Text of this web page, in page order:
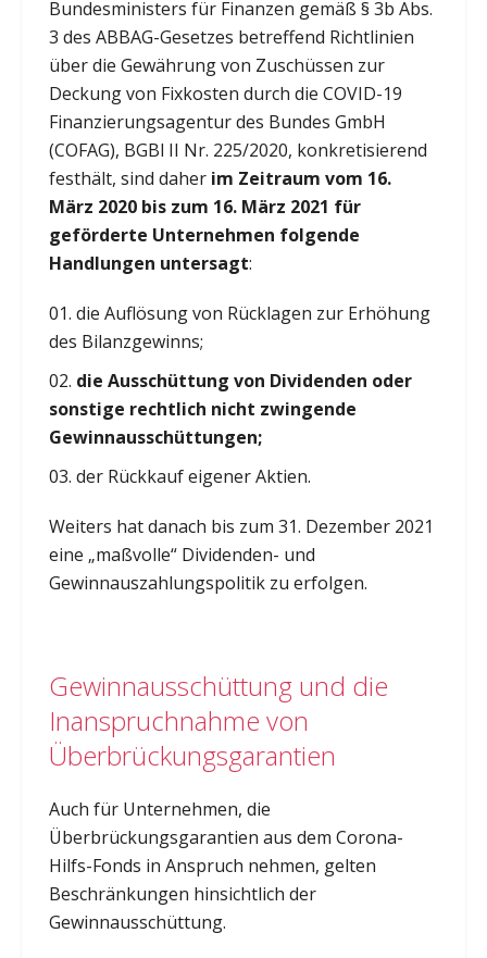
Bundesministers für Finanzen gemäß § 3b Abs.
3 des ABBAG-Gesetzes betreffend Richtlinien
über die Gewährung von Zuschüssen zur
Deckung von Fixkosten durch die COVID-19
Finanzierungsagentur des Bundes GmbH
(COFAG), BGBl II Nr. 225/2020, konkretisierend
festhält, sind daher im Zeitraum vom 16.
März 2020 bis zum 16. März 2021 für
geförderte Unternehmen folgende
Handlungen untersagt:
die Auflösung von Rücklagen zur Erhöhung
des Bilanzgewinns;
die Ausschüttung von Dividenden oder
sonstige rechtlich nicht zwingende
Gewinnausschüttungen;
der Rückkauf eigener Aktien.
Weiters hat danach bis zum 31. Dezember 2021
eine „maßvolle“ Dividenden- und
Gewinnauszahlungspolitik zu erfolgen.
Gewinnausschüttung und die
Inanspruchnahme von
Überbrückungsgarantien
Auch für Unternehmen, die
Überbrückungsgarantien aus dem Corona-
Hilfs-Fonds in Anspruch nehmen, gelten
Beschränkungen hinsichtlich der
Gewinnausschüttung.